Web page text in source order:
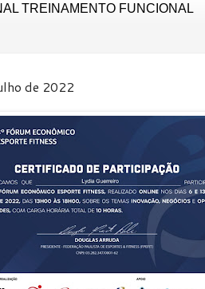
TREINAMENTO FUNCIONAL
de 2022